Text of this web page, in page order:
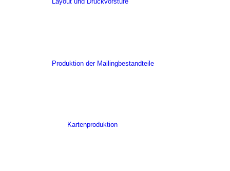
Produktion der Mailingbestandteile
Kartenproduktion